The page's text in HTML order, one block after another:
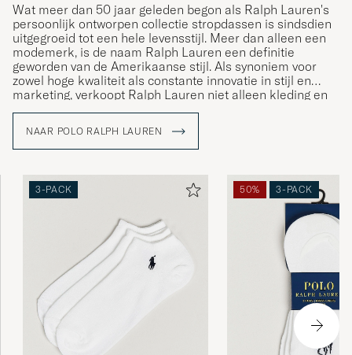
Wat meer dan 50 jaar geleden begon als Ralph Lauren's
persoonlijk ontworpen collectie stropdassen is sindsdien
uitgegroeid tot een hele levensstijl. Meer dan alleen een
modemerk, is de naam Ralph Lauren een definitie
geworden van de Amerikaanse stijl. Als synoniem voor
zowel hoge kwaliteit als constante innovatie in stijl en
marketing, verkoopt Ralph Lauren niet alleen kleding en
NAAR POLO RALPH LAUREN
3-PACK 50% 3-PACK